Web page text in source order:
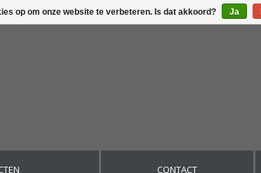
CONTACT
op om onze website te verbeteren. Is dat akkoord? Ja